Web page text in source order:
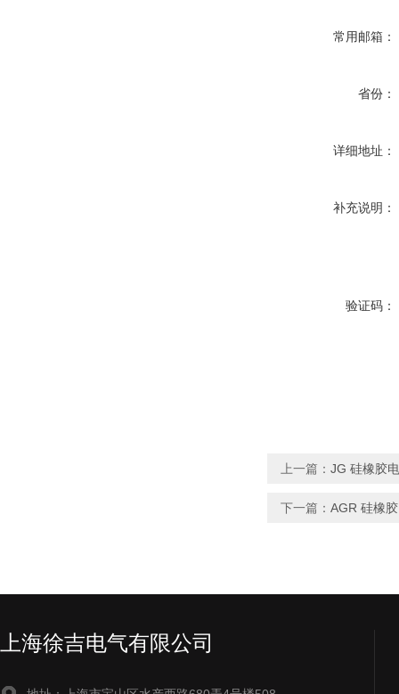
常用邮箱：
省份：
详细地址：
补充说明：
验证码：
上一篇： JG 硅橡胶
下一篇： AGR 硅橡
上海徐吉电气有限公司